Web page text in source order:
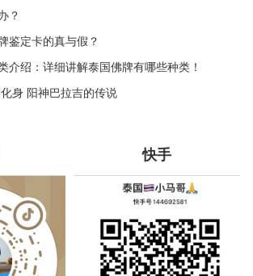
？
鉴定卡的真与假？
介绍：详细讲解泰国佛牌有哪些种类！
身 阳神巴拉吉的传说
快手